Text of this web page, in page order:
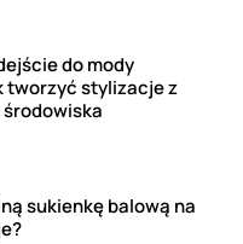
do mody
tworzyć stylizacje z
sukienkę balową na